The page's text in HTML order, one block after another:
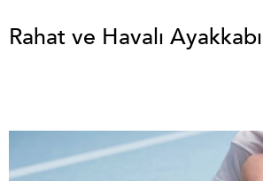
Rahat ve Havalı